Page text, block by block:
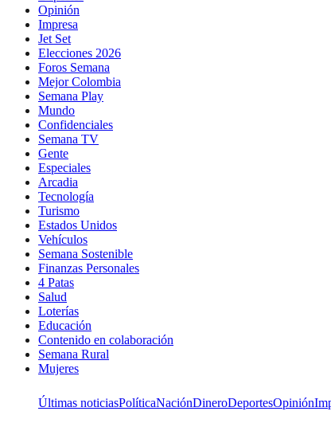
Opinión
Impresa
Jet Set
Elecciones 2026
Foros Semana
Mejor Colombia
Semana Play
Mundo
Confidenciales
Semana TV
Gente
Especiales
Arcadia
Tecnología
Turismo
Estados Unidos
Vehículos
Semana Sostenible
Finanzas Personales
4 Patas
Salud
Loterías
Educación
Contenido en colaboración
Semana Rural
Mujeres
Últimas noticiasPolíticaNaciónDineroDeportesOpinión